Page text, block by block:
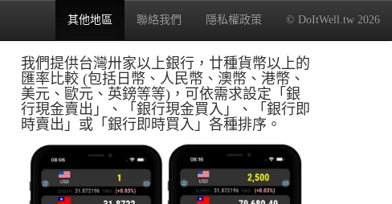
其他地區 聯絡我們 隱私權政策 © DoItWell.tw 2026
我們提供台灣卅家以上銀行，廿種貨幣以上的
匯率比較 (包括日幣、人民幣、澳幣、港幣、
美元、歐元、英鎊等等)，可依需求設定「銀
行現金賣出」、「銀行現金買入」、「銀行即
時賣出」或「銀行即時買入」各種排序。